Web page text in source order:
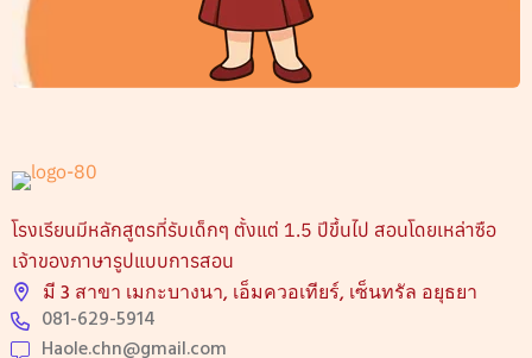
โรงเรียนมีหลักสูตรที่รับเด็กๆ ตั้งแต่ 1.5 ปีขึ้นไป สอนโดยเหล่าซือ
เจ้าของภาษารูปแบบการสอน
มี 3 สาขา เมกะบางนา, เอ็มควอเทียร์, เซ็นทรัล อยุธยา
081-629-5914
Haole.chn@gmail.com